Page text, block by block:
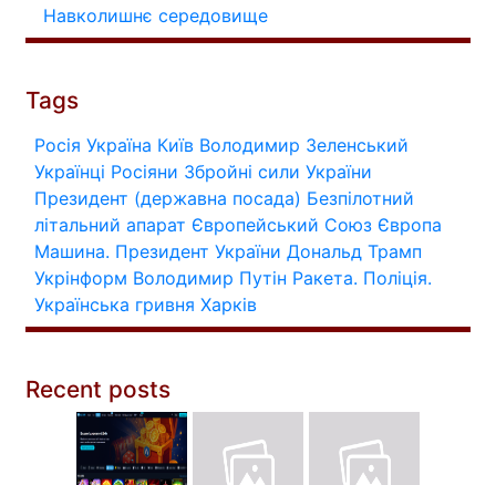
Навколишнє середовище
Tags
Росія Україна Київ Володимир Зеленський
Українці Росіяни Збройні сили України
Президент (державна посада) Безпілотний
літальний апарат Європейський Союз Європа
Машина. Президент України Дональд Трамп
Укрінформ Володимир Путін Ракета. Поліція.
Українська гривня Харків
Recent posts